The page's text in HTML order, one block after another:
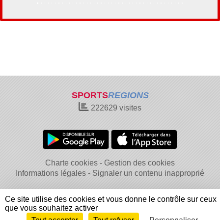
SPORTSREGIONS
222629 visites
Charte cookies
Gestion des cookies
Informations légales
Signaler un contenu inapproprié
Ce site utilise des cookies et vous donne le contrôle sur ceux
que vous souhaitez activer